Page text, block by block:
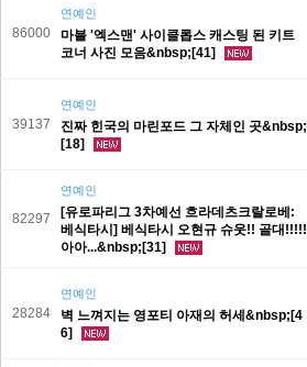
86000
연예인
마블 '엑스맨' 사이클롭스 캐스팅 된 키트
코너 사진 모음&nbsp;[41]
39137
연예인
진짜 힌국의 마린포드 그 자체인 곳&nbsp;
[18]
82297
연예인
[유로파리그 3차예선 흐라데츠크랄로베:
베식타시] 베식타시 오현규 슈웃!! 골대!!!!!
아아...&nbsp;[31]
28284
연예인
벽 느껴지는 영포티 아재의 허세&nbsp;[4
6]